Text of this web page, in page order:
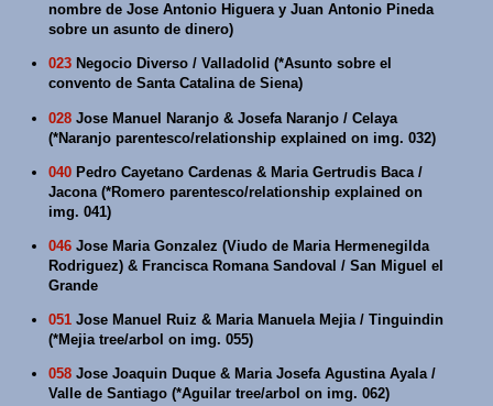
nombre de Jose Antonio Higuera y Juan Antonio Pineda
sobre un asunto de dinero)
023 Negocio Diverso / Valladolid (*Asunto sobre el
convento de Santa Catalina de Siena)
028 Jose Manuel Naranjo & Josefa Naranjo / Celaya
(*Naranjo parentesco/relationship explained on img. 032)
040 Pedro Cayetano Cardenas & Maria Gertrudis Baca /
Jacona (*Romero parentesco/relationship explained on
img. 041)
046 Jose Maria Gonzalez (Viudo de Maria Hermenegilda
Rodriguez) & Francisca Romana Sandoval / San Miguel el
Grande
051 Jose Manuel Ruiz & Maria Manuela Mejia / Tinguindin
(*Mejia tree/arbol on img. 055)
058 Jose Joaquin Duque & Maria Josefa Agustina Ayala /
Valle de Santiago (*Aguilar tree/arbol on img. 062)